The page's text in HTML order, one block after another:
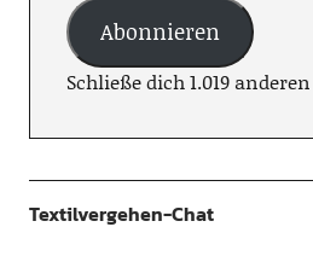
Abonnieren
Schließe dich 1.019
Textilvergehen-Chat